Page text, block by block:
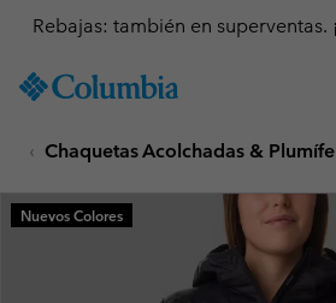
TO
SKIP
MAIN
NAV
Rebajas: también en superventas.
Chaquetas Acolchadas &
Nuevos Colores